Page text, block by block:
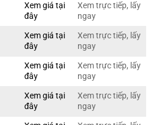
Xem giá tại
đây
Xem trực tiếp, lấy
ngay
Xem giá tại
đây
Xem trực tiếp, lấy
ngay
Xem giá tại
đây
Xem trực tiếp, lấy
ngay
Xem giá tại
đây
Xem trực tiếp, lấy
ngay